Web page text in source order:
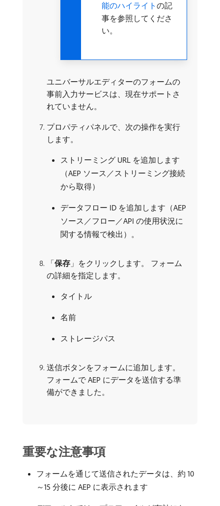
能のハイライト の記
事を参照してくださ
い。
ユニバーサルエディターのフォームの
事前入力サービスは、現在サポートさ
れていません。
プロパティパネルで、次の操作を実行
します。
ストリーミング URL を追加します
（AEP ソース／ストリーミング接続
から取得）
データフロー ID を追加します（AEP
ソース／フロー／API の使用状況に
関する情報で検出）。
「保存 」をクリックします。 フォーム
の詳細を指定します。
タイトル
名前
ストレージパス
送信ボタンをフォームに追加します。
フォームで AEP にデータを送信する準
備ができました。
重要な注意事項
フォームを通じて送信されたデータは、約 10
～15 分後に AEP に表示されます